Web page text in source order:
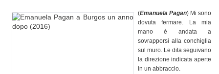
(Emanuela Pagan) Mi sono
dovuta fermare. La mia
mano è andata a
sovrapporsi alla conchiglia
sul muro. Le dita seguivano
la direzione indicata aperte
in un abbraccio.